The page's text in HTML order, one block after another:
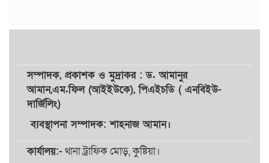
সম্পাদক, প্রকাশকওমুদ্রাকর: ড. আমানুর
আমান,এম.ফিল (আইইউকে), পিএইচডি ( এনবিইউ-
দার্জিলিং)
ব্যবস্থাপনা সম্পাদক: শাহনাজ আমান।
কার্যালয়:-থানা ট্রাফিক মোড়, কুষ্টিয়া।